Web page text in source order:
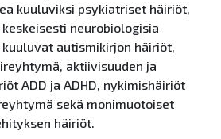
kuuluviksi psykiatriset häiriöt,
neurobiologisia
autismikirjon häiriöt,
aktiivisuuden ja
ADD ja ADHD, nykimishäiriöt
sekä monimuotoiset
häiriöt.